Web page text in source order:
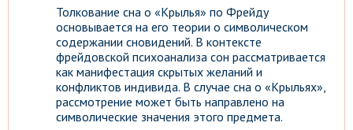
Толкование сна о «Крылья» по Фрейду
основывается на его теории о символическом
содержании сновидений. В контексте
фрейдовской психоанализа сон рассматривается
как манифестация скрытых желаний и
конфликтов индивида. В случае сна о «Крыльях»,
рассмотрение может быть направлено на
символические значения этого предмета.